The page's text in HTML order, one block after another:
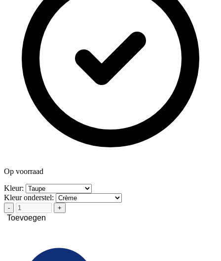
Op voorraad
Kleur:
Kleur onderstel:
- +
Toevoegen